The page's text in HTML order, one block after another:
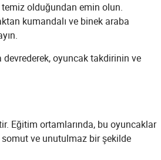
olduğundan emin olun.
kumandalı ve binek araba
oyuncak takdirinin ve
Eğitim ortamlarında, bu oyuncaklar
somut ve unutulmaz bir şekilde